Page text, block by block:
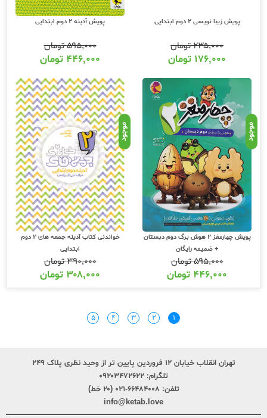
پویش زیبا نویسی 2 دوم ابتدایی
۲۳۵,۰۰۰تومان
۱۷۶,۰۰۰ تومان
پویش آدینه 2 دوم ابتدایی
۵۹۵,۰۰۰تومان
۴۴۶,۰۰۰ تومان
موجود
پویش چهارمغز 2 هوش برگ دوم دبستان
+ ضمیمه رایگان
۵۹۵,۰۰۰تومان
۴۴۶,۰۰۰ تومان
موجود
خواندنی کتاب آدینه جمعه های 2 دوم
ابتدایی
۳۹۰,۰۰۰تومان
۳۰۸,۰۰۰ تومان
۱ ۲ ۳ ۴ ۵
تهران انقلاب خیابان ۱۲ فروردین پایین تر از وحید نظری پلاک ۲۴۹
تلگرام: ۰۹۲۰۳۴۷۲۶۲۲
تلفن: ۶۶۴۸۴۰۰۸-۰۲۱ (۲۰ خط)
info@ketab.love